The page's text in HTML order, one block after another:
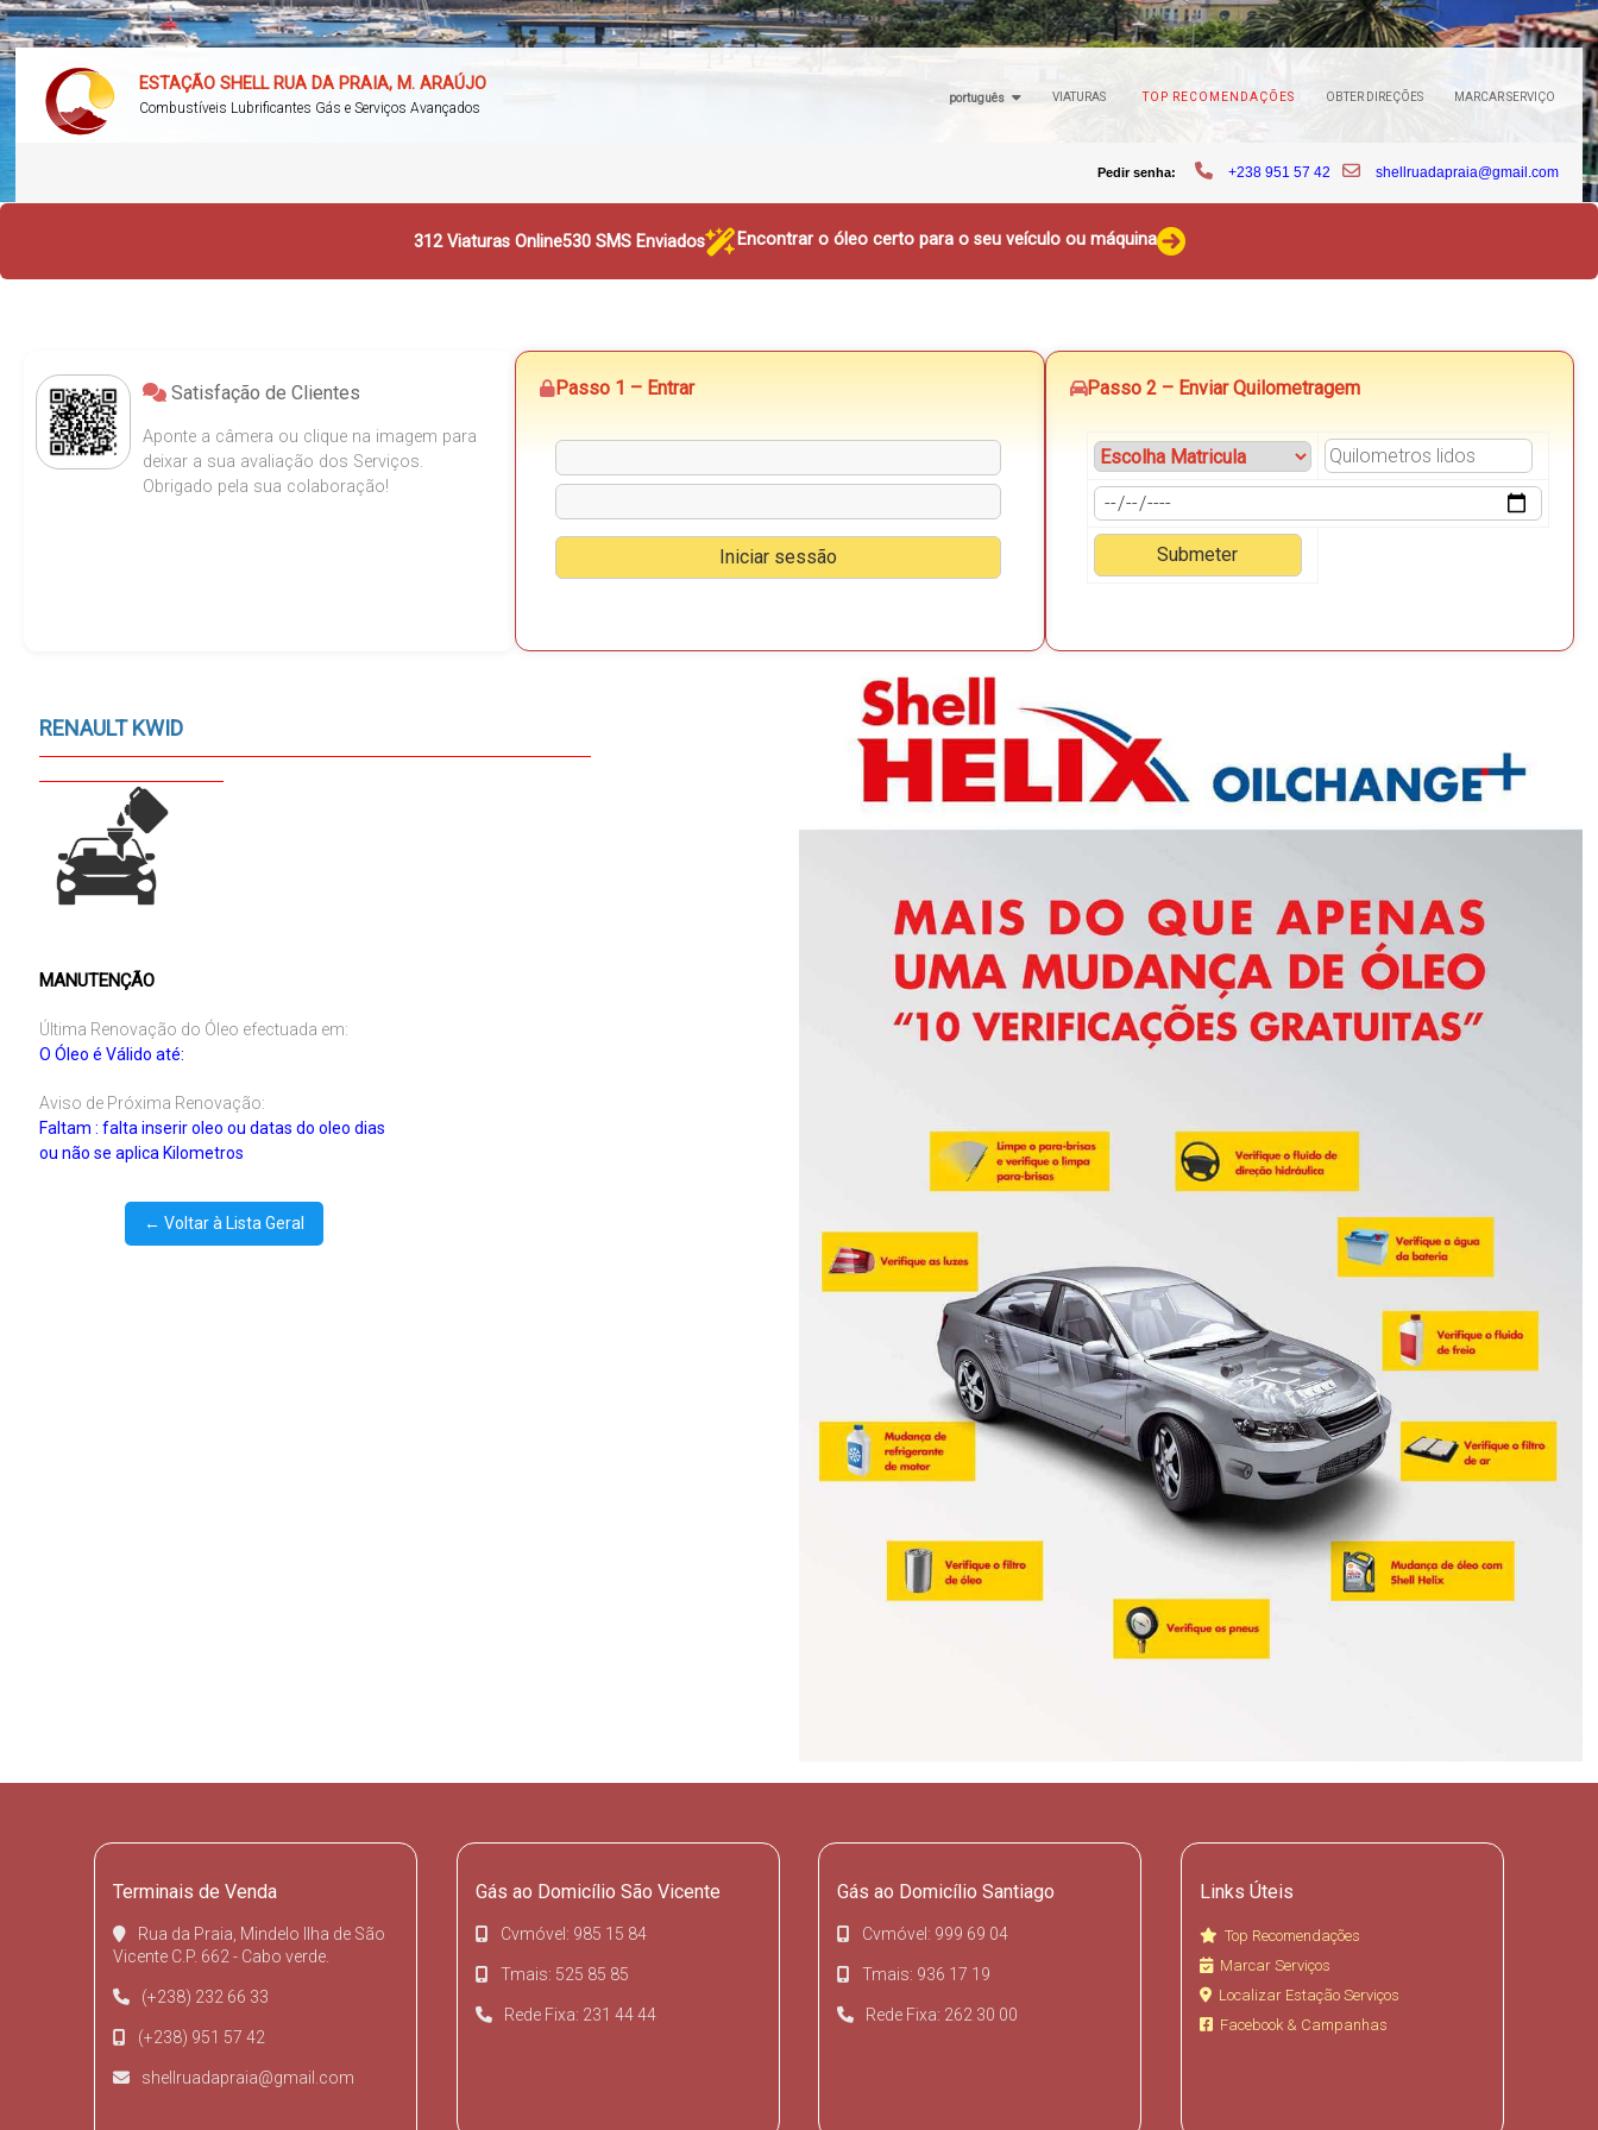
ESTAÇÃO SHELL RUA DA PRAIA, M. ARAÚJO
Combustíveis Lubrificantes Gás e Serviços Avançados
português VIATURAS TOP RECOMENDAÇÕES OBTER DIREÇÕES MARCAR SERVIÇO
Pedir senha: +238 951 57 42 shellruadapraia@gmail.com
312 Viaturas Online530 SMS Enviados Encontrar o óleo certo para o seu veículo ou máquina
Satisfação de Clientes
Aponte a câmera ou clique na imagem para
deixar a sua avaliação dos Serviços.
Obrigado pela sua colaboração!
Passo 1 – Entrar Passo 2 – Enviar Quilometragem
RENAULT KWID
MANUTENÇÃO
Última Renovação do Óleo efectuada em:
O Óleo é Válido até:
Aviso de Próxima Renovação:
Faltam : falta inserir oleo ou datas do oleo dias
ou não se aplica Kilometros
← Voltar à Lista Geral
Terminais de Venda
Rua da Praia, Mindelo Ilha de São
Vicente C.P. 662 - Cabo verde.
(+238) 232 66 33
(+238) 951 57 42
shellruadapraia@gmail.com
Gás ao Domicílio São Vicente
Cvmóvel: 985 15 84
Tmais: 525 85 85
Rede Fixa: 231 44 44
Gás ao Domicílio Santiago
Cvmóvel: 999 69 04
Tmais: 936 17 19
Rede Fixa: 262 30 00
Links Úteis
Top Recomendações
Marcar Serviços
Localizar Estação Serviços
Facebook & Campanhas